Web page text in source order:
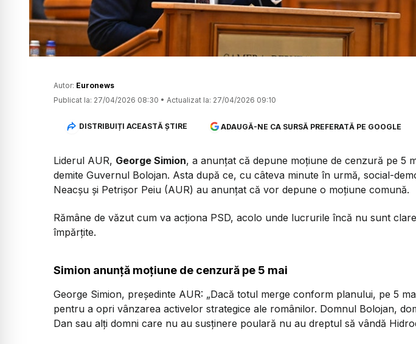
Autor: Euronews
Publicat la: 27/04/2026 08:30 • Actualizat la: 27/04/2026 09:10
DISTRIBUIȚI ACEASTĂ ȘTIRE ADAUGĂ-NE CA SURSĂ PREFERATĂ PE GOOGLE
Liderul AUR, George Simion, a anunțat că depune moțiune de cenzură pe 5
demite Guvernul Bolojan. Asta după ce, cu câteva minute în urmă, social-
Neacșu și Petrișor Peiu (AUR) au anunțat că vor depune o moțiune comună.
Rămâne de văzut cum va acționa PSD, acolo unde lucrurile încă nu sunt
împărțite.
Simion anunță moțiune de cenzură pe 5 mai
George Simion, președinte AUR: „Dacă totul merge conform planului, pe 5
pentru a opri vânzarea activelor strategice ale românilor. Domnul Bolojan,
Dan sau alți domni care nu au susținere poulară nu au dreptul să vândă